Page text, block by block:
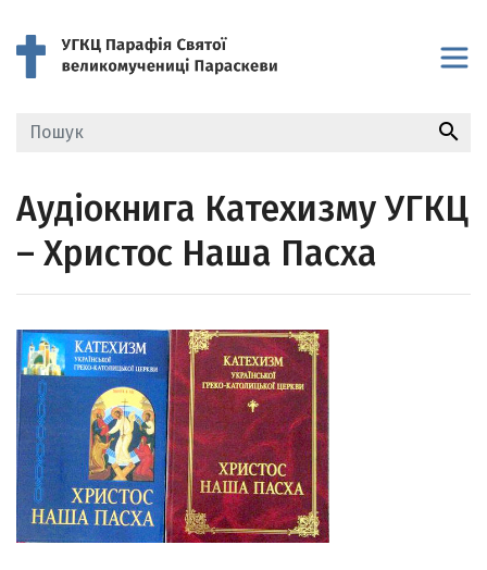
search
Аудіокнига Катехизму УГКЦ
– Христос Наша Пасха